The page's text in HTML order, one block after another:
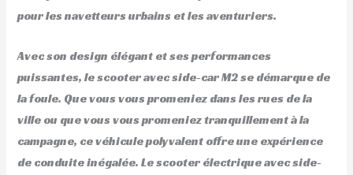
pour les navetteurs urbains et les aventuriers.
Avec son design élégant et ses performances
puissantes, le scooter avec side-car M2 se démarque de
la foule. Que vous vous promeniez dans les rues de la
ville ou que vous vous promeniez tranquillement à la
campagne, ce véhicule polyvalent offre une expérience
de conduite inégalée. Le scooter électrique avec side-